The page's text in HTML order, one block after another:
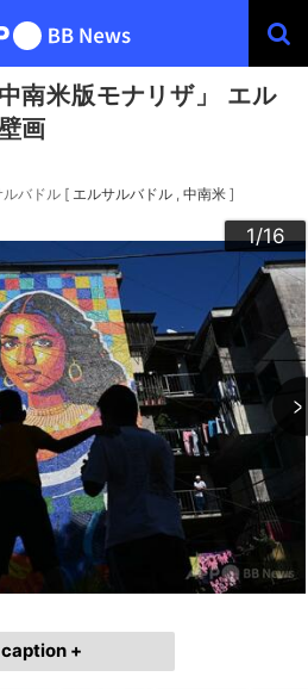
南米版モナリザ」 エル
画
バドル [ エルサルバドル 中南米 ]
1/16
2/16
3/16
4/16
5/16
6/16
7/16
8/16
9/16
10/16
11/16
12/16
13/16
14/16
15/16
16/16
caption +